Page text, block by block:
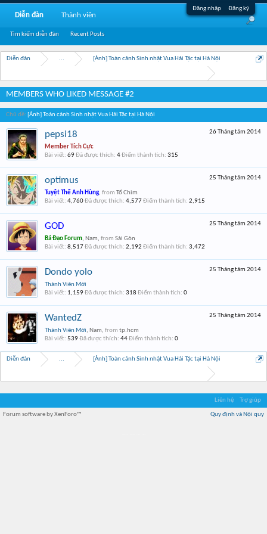
Đăng nhập Đăng ký
Diễn đàn ... [Ảnh] Toàn cảnh Sinh nhật Vua Hải Tặc tại Hà Nội
MEMBERS WHO LIKED MESSAGE #2
Chủ đề: [Ảnh] Toàn cảnh Sinh nhật Vua Hải Tặc tại Hà Nội
26 Tháng tám 2014
pepsi18
Member Tích Cực
Bài viết: 69Đã được thích: 4Điểm thành tích: 315
25 Tháng tám 2014
optimus
Tuyệt Thế Anh Hùng, from Tổ Chim
Bài viết: 4,760Đã được thích: 4,577Điểm thành tích: 2,915
25 Tháng tám 2014
GOD
Bá Đạo Forum, Nam, from Sài Gòn
Bài viết: 8,517Đã được thích: 2,192 Điểm thành tích: 3,472
25 Tháng tám 2014
Dondo yolo
Thành Viên Mới
Bài viết: 1,159Đã được thích: 318 Điểm thành tích: 0
25 Tháng tám 2014
WantedZ
Thành Viên Mới, Nam, from tp.hcm
Bài viết: 539Đã được thích: 44Điểm thành tích: 0
Diễn đàn ... [Ảnh] Toàn cảnh Sinh nhật Vua Hải Tặc tại Hà Nội
Diễn đàn
Tìm kiếm diễn đàn Recent Posts
Thành viên
Liên hệ Trợ giúp
Quy định và Nội quy
Forum software by XenForo™